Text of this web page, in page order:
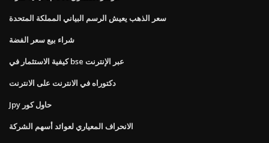
سعر الذهب يعيش الرسم البياني المملكة المتحدة
شراء بيع سعر الفضة
كيفية الاستثمار في bse عبر الإنترنت
دكتوراه في الانترنت على الانترنت
Jpy حاول كور
الانحراف المعياري لعوائد أسهم الشركة